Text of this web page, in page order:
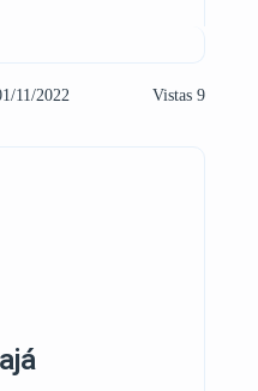
11/2022 Vistas 9